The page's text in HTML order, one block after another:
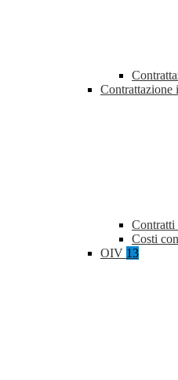
Contrattazione
Contratti
Costi
OIV 13